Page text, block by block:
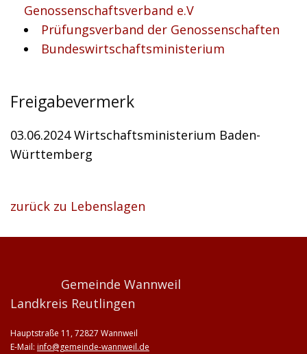
Genossenschaftsverband e.V
Prüfungsverband der Genossenschaften
Bundeswirtschaftsministerium
Freigabevermerk
03.06.2024 Wirtschaftsministerium Baden-
Württemberg
zurück zu Lebenslagen
Gemeinde Wannweil
Landkreis Reutlingen
Hauptstraße 11, 72827 Wannweil
E-Mail: info@gemeinde-wannweil.de